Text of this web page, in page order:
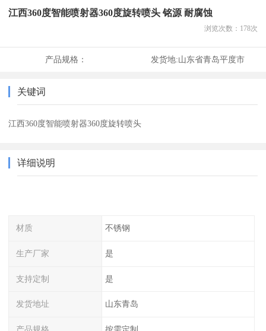
江西360度智能喷射器360度旋转喷头 铭源 耐腐蚀
浏览次数： 178次
产品规格： 发货地:山东省青岛平度市
关键词
江西360度智能喷射器360度旋转喷头
详细说明
材质 不锈钢
生产厂家 是
支持定制 是
发货地址 山东青岛